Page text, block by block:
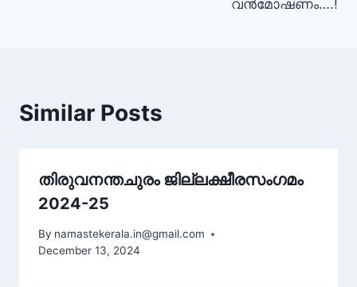
വൻമോഷണം….!
Similar Posts
തിരുവനന്തചുരം ജില്ലക്ഷീരസംഗമം
2024-25
By namastekerala.in@gmail.com
December 13, 2024